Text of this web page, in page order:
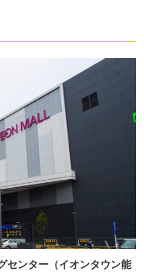
センター（イオンタウン能